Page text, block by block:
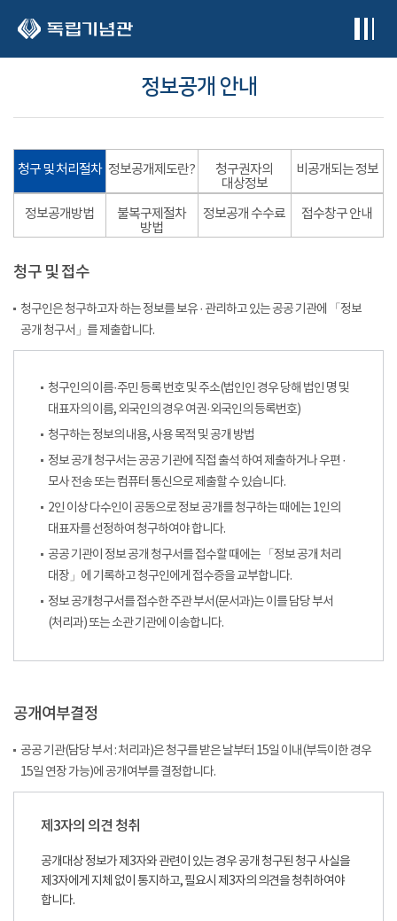
정보공개 안내
청구 및 처리절차 정보공개제도란?
청구권자의
대상정보
비공개되는 정보
정보공개방법
불복구제절차
방법
정보공개 수수료 접수창구 안내
청구 및 접수
청구인은 청구하고자 하는 정보를 보유 · 관리하고 있는 공공 기관에 「정보
공개 청구서」를 제출합니다.
청구인의 이름·주민 등록 번호 및 주소(법인인 경우 당해 법인 명 및
대표자의 이름, 외국인의 경우 여권·외국인의 등록번호)
청구하는 정보의 내용, 사용 목적 및 공개 방법
정보 공개 청구서는 공공 기관에 직접 출석 하여 제출하거나 우편 ·
모사 전송 또는 컴퓨터 통신으로 제출할 수 있습니다.
2인 이상 다수인이 공동으로 정보 공개를 청구하는 때에는 1인의
대표자를 선정하여 청구하여야 합니다.
공공 기관이 정보 공개 청구서를 접수할 때에는 「정보 공개 처리
대장」에 기록하고 청구인에게 접수증을 교부합니다.
정보 공개청구서를 접수한 주관 부서(문서과)는 이를 담당 부서
(처리과) 또는 소관 기관에 이송합니다.
공개여부결정
공공 기관(담당 부서 : 처리과)은 청구를 받은 날부터 15일 이내(부득이한 경우
15일 연장 가능)에 공개여부를 결정합니다.
제3자의 의견 청취
공개대상 정보가 제3자와 관련이 있는 경우 공개 청구된 청구 사실을
제3자에게 지체 없이 통지하고, 필요시 제3자의 의견을 청취하여야
합니다.